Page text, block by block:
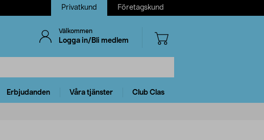
Privatkund Företagskund
Välkommen
Logga in/Bli medlem
Erbjudanden Våra tjänster Club Clas